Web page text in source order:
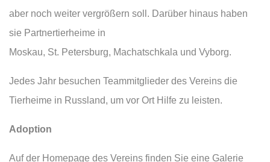
aber noch weiter vergrößern soll. Darüber hinaus haben
sie Partnertierheime in
Moskau, St. Petersburg, Machatschkala und Vyborg.
Jedes Jahr besuchen Teammitglieder des Vereins die
Tierheime in Russland, um vor Ort Hilfe zu leisten.
Adoption
Auf der Homepage des Vereins finden Sie eine Galerie